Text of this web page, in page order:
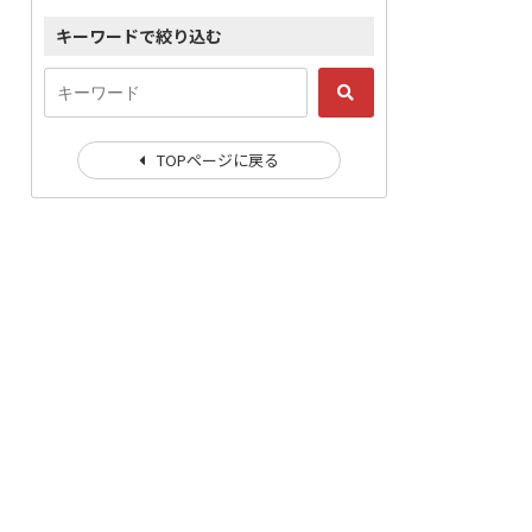
キーワードで絞り込む
TOPページに戻る